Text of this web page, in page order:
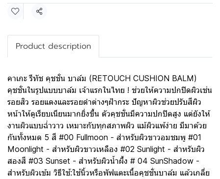
Share
Product description
คาเกะ รีทัช คุชชั่น บาล์ม (RETOUCH CUSHION BALM)
คุชชั่นในรูปแบบบาล์ม เจ้าแรกในไทย ! ช่วยให้ความปกปิดผิวเช่น
รอยสิว รอยแดงและรอยดำต่างๆฝ้ากระ ปัญหาผิวช่วยปรับสีผิว
หน้าให้ดูเรียบเนียนมากยิ่งขึ้น ตัวคุชชั่นมีความปกปิดสูง แต่ยังให้
งานผิวแบบฉ่ำวาว เหมาะกับทุกสภาพผิว แม้ผิวแพ้ง่าย มีมาด้วย
กันทั้งหมด 5 สี #00 Fullmoon - สำหรับผิวขาวอมชมพู #01
Moonlight - สำหรับผิวขาวเหลือง #02 Sunlight - สำหรับผิว
สองสี #03 Sunset - สำหรับผิวน้ำผึ้ง # 04 SunShadow -
สำหรับผิวเข้ม วิธีใช้:ใช้นิ้วหรือพัฟแตะเนื้อคุชชั่นบาล์ม แล้วเกลี่ย